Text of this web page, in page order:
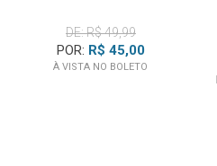
DE: R$ 49,99
POR: R$ 45,00
À VISTA NO BOLETO